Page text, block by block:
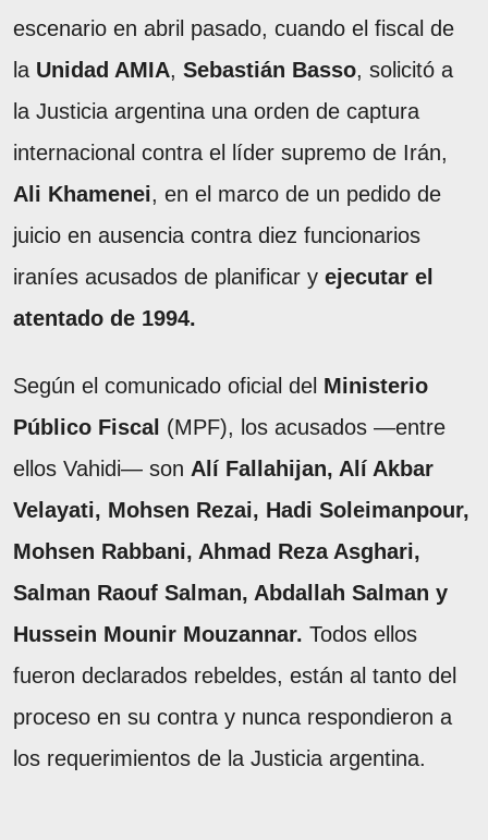
escenario en abril pasado, cuando el fiscal de
la Unidad AMIA, Sebastián Basso, solicitó a
la Justicia argentina una orden de captura
internacional contra el líder supremo de Irán,
Ali Khamenei, en el marco de un pedido de
juicio en ausencia contra diez funcionarios
iraníes acusados de planificar y ejecutar el
atentado de 1994.
Según el comunicado oficial del Ministerio
Público Fiscal (MPF), los acusados —entre
ellos Vahidi— son Alí Fallahijan, Alí Akbar
Velayati, Mohsen Rezai, Hadi Soleimanpour,
Mohsen Rabbani, Ahmad Reza Asghari,
Salman Raouf Salman, Abdallah Salman y
Hussein Mounir Mouzannar. Todos ellos
fueron declarados rebeldes, están al tanto del
proceso en su contra y nunca respondieron a
los requerimientos de la Justicia argentina.